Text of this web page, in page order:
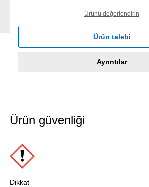
Ürünü değerlendirin
Ürün talebi
Ayrıntılar
Ürün güvenliği
Dikkat